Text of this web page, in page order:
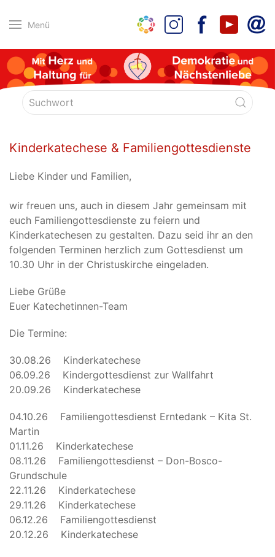
Menü
Kinderkatechese & Familiengottesdienste
Liebe Kinder und Familien,
wir freuen uns, auch in diesem Jahr gemeinsam mit
euch Familiengottesdienste zu feiern und
Kinderkatechesen zu gestalten. Dazu seid ihr an den
folgenden Terminen herzlich zum Gottesdienst um
10.30 Uhr in der Christuskirche eingeladen.
Liebe Grüße
Euer Katechetinnen-Team
Die Termine:
30.08.26 Kinderkatechese
06.09.26 Kindergottesdienst zur Wallfahrt
20.09.26 Kinderkatechese
04.10.26 Familiengottesdienst Erntedank – Kita St.
Martin
01.11.26 Kinderkatechese
08.11.26 Familiengottesdienst – Don-Bosco-
Grundschule
22.11.26 Kinderkatechese
29.11.26 Kinderkatechese
06.12.26 Familiengottesdienst
20.12.26 Kinderkatechese